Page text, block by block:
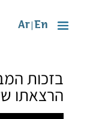
En
Ar
בזכות
הרצאתו